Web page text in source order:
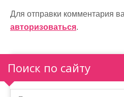
ц
и
я
п
о
Для отправки комментария
авторизоваться.
Поиск по сайту